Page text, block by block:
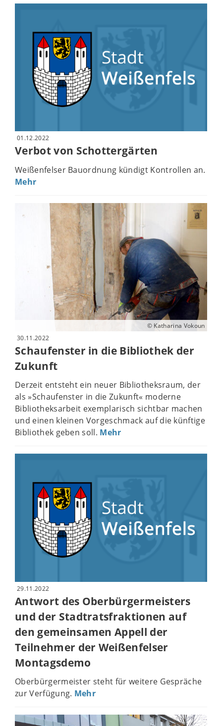
01.12.2022
Verbot von Schottergärten
Weißenfelser Bauordnung kündigt Kontrollen an.
Mehr
© Katharina Vokoun
30.11.2022
Schaufenster in die Bibliothek der
Zukunft
Derzeit entsteht ein neuer Bibliotheksraum, der
als »Schaufenster in die Zukunft« moderne
Bibliotheksarbeit exemplarisch sichtbar machen
und einen kleinen Vorgeschmack auf die künftige
Bibliothek geben soll. Mehr
29.11.2022
Antwort des Oberbürgermeisters
und der Stadtratsfraktionen auf
den gemeinsamen Appell der
Teilnehmer der Weißenfelser
Montagsdemo
Oberbürgermeister steht für weitere Gespräche
zur Verfügung. Mehr